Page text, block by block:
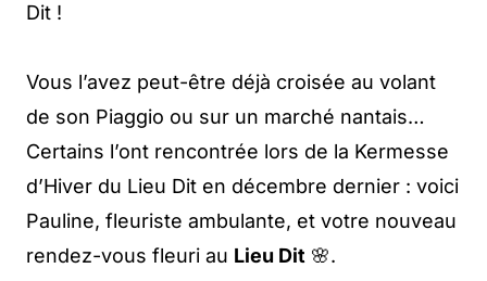
Dit !
Vous l’avez peut-être déjà croisée au volant
de son Piaggio ou sur un marché nantais…
Certains l’ont rencontrée lors de la Kermesse
d’Hiver du Lieu Dit en décembre dernier : voici
Pauline, fleuriste ambulante, et votre nouveau
rendez-vous fleuri au Lieu Dit 🌸.